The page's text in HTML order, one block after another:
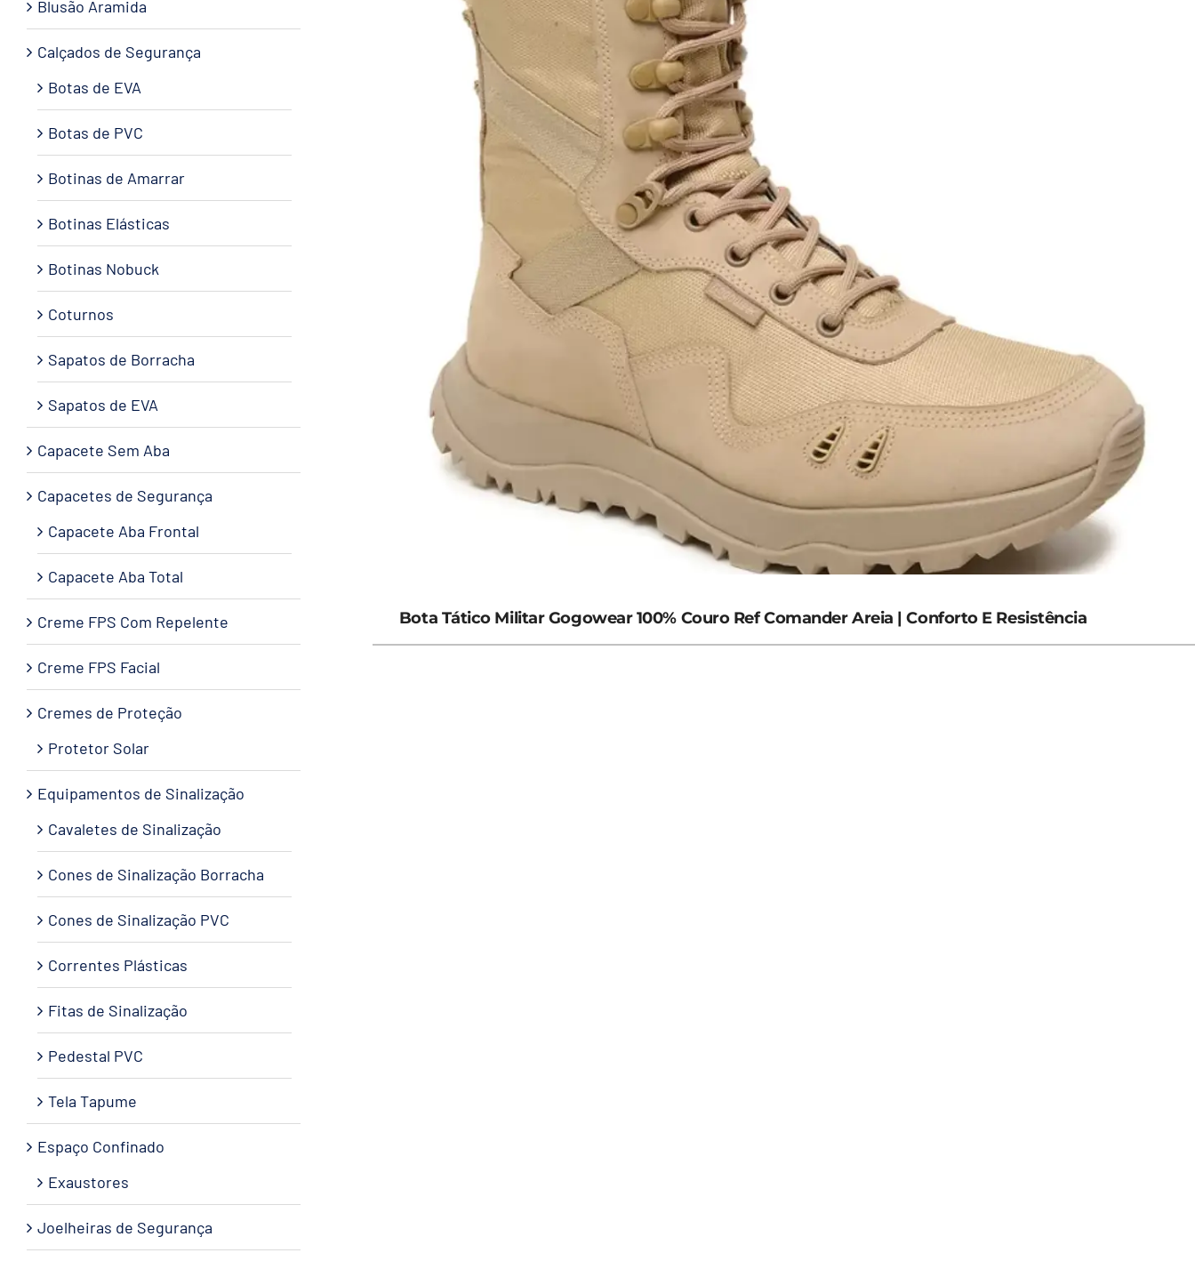
Bota Tático Militar Gogowear 100% Couro Ref Comander Areia | Conforto E Resistência
Blusão Aramida
Calçados de Segurança
Botas de EVA
Botas de PVC
Botinas de Amarrar
Botinas Elásticas
Botinas Nobuck
Coturnos
Sapatos de Borracha
Sapatos de EVA
Capacete Sem Aba
Capacetes de Segurança
Capacete Aba Frontal
Capacete Aba Total
Creme FPS Com Repelente
Creme FPS Facial
Cremes de Proteção
Protetor Solar
Equipamentos de Sinalização
Cavaletes de Sinalização
Cones de Sinalização Borracha
Cones de Sinalização PVC
Correntes Plásticas
Fitas de Sinalização
Pedestal PVC
Tela Tapume
Espaço Confinado
Exaustores
Joelheiras de Segurança